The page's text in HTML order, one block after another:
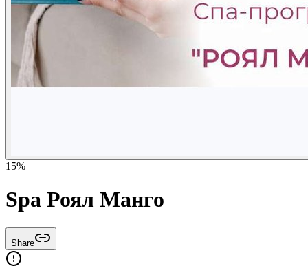
15%
Spa Роял Манго
Share